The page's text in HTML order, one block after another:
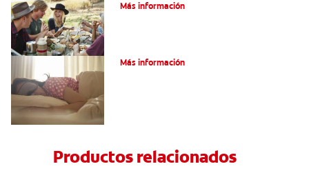
Más información
Más información
Productos relacionados